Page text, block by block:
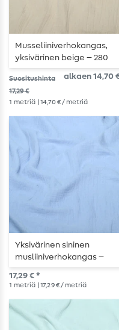
Musseliiniverhokangas,
yksivärinen beige – 280
cm
Suositushinta
17,29 €
alkaen 14,70
1 metriä | 14,70 € / metriä
Yksivärinen sininen
musliiniverhokangas –
leveys 280 cm
17,29 € *
1 metriä | 17,29 € / metriä